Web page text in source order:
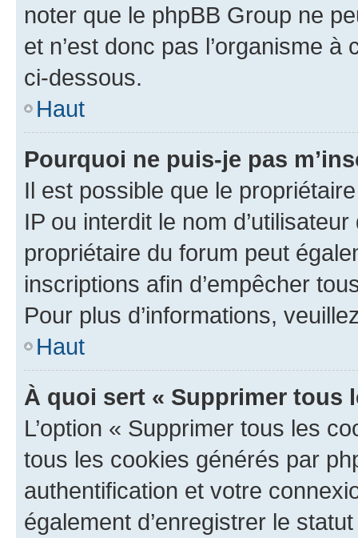
noter que le phpBB Group ne
et n’est donc pas l’organisme
ci-dessous.
Haut
Pourquoi ne puis-je pas
Il est possible que le
IP ou interdit le nom
propriétaire du forum peut
inscriptions afin d’empêcher
Pour plus d’informations,
Haut
À quoi sert « Supprimer tous
L’option « Supprimer tous les
tous les cookies générés par
authentification et votre
également d’enregistrer le